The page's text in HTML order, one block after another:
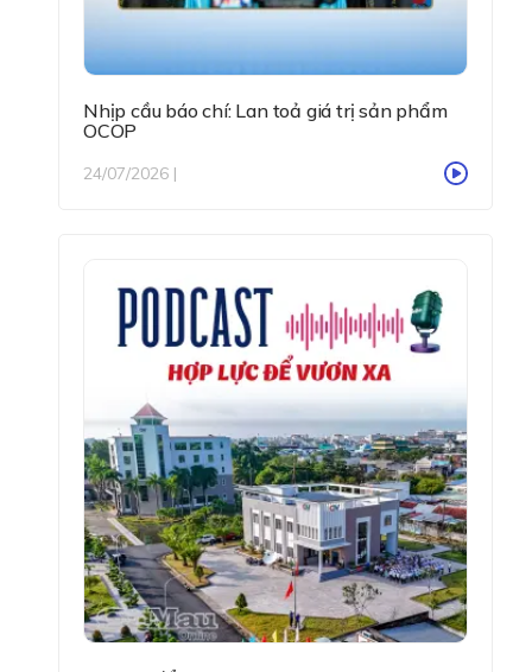
Nhịp cầu báo chí: Lan toả giá trị sản phẩm
OCOP
24/07/2026 |